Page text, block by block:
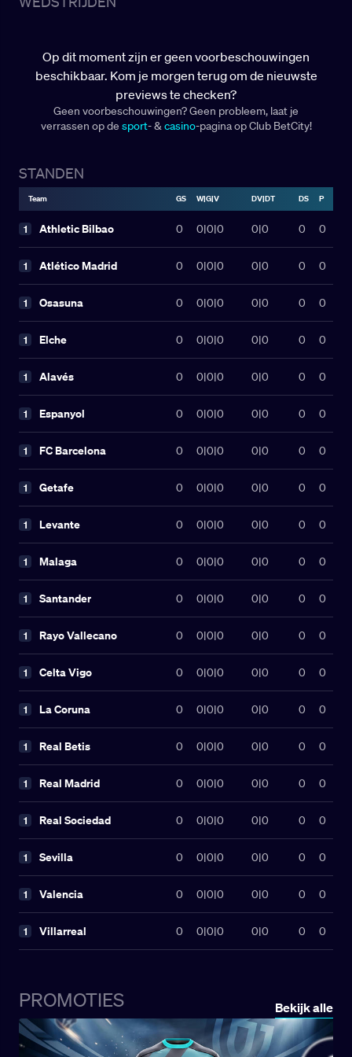
razendsnel op. In vier opeenvolgende seizoenen
zakte Machís met zijn club uit La Liga, een bizar
record dat niemand anders op zijn naam heeft
Op dit moment zijn er geen voorbeschouwingen
beschikbaar. Kom je morgen terug om de nieuwste
previews te checken?
Geen voorbeschouwingen? Geen probleem, laat je
verrassen op de sport- &casino-pagina op Club BetCity!
STANDEN
Team GS W|G|V DV|DT DS P
1 Athletic Bilbao 0 0|0|0 0|0 0 0
1 Atlético Madrid 0 0|0|0 0|0 0 0
1 Osasuna 0 0|0|0 0|0 0 0
1 Elche 0 0|0|0 0|0 0 0
1 Alavés 0 0|0|0 0|0 0 0
1 Espanyol 0 0|0|0 0|0 0 0
1 FC Barcelona 0 0|0|0 0|0 0 0
1 Getafe 0 0|0|0 0|0 0 0
1 Levante 0 0|0|0 0|0 0 0
1 Malaga 0 0|0|0 0|0 0 0
1 Santander 0 0|0|0 0|0 0 0
1 Rayo Vallecano 0 0|0|0 0|0 0 0
1 Celta Vigo 0 0|0|0 0|0 0 0
1 La Coruna 0 0|0|0 0|0 0 0
1 Real Betis 0 0|0|0 0|0 0 0
1 Real Madrid 0 0|0|0 0|0 0 0
1 Real Sociedad 0 0|0|0 0|0 0 0
1 Sevilla 0 0|0|0 0|0 0 0
1 Valencia 0 0|0|0 0|0 0 0
1 Villarreal 0 0|0|0 0|0 0 0
PROMOTIES Bekijk alle